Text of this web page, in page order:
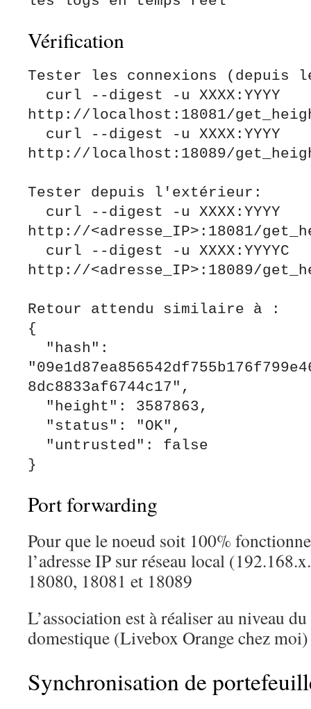
Vérification
Tester les connexions (depuis
http://localhost:18081/
http://localhost:18089/
Tester depuis l'extérieur:
http://<adresse_IP>:18081/
http://<adresse_IP>:18089/
Retour attendu similaire à :
{
8dc8833af6744c17",
Port forwarding
Pour que le noeud soit 100%
l’adresse IP sur réseau local
18080, 18081 et 18089
L’association est à réaliser au niveau
domestique (Livebox Orange chez moi)
Synchronisation de